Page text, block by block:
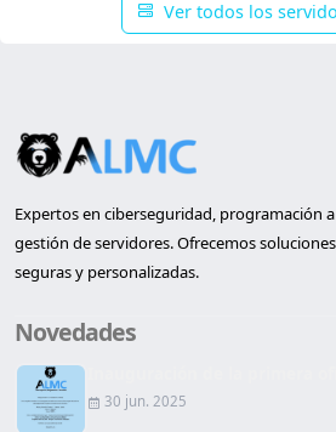
Ver todos los
Expertos en ciberseguridad, programación
gestión de servidores. Ofrecemos
seguras y personalizadas.
Novedades
30 jun. 2025